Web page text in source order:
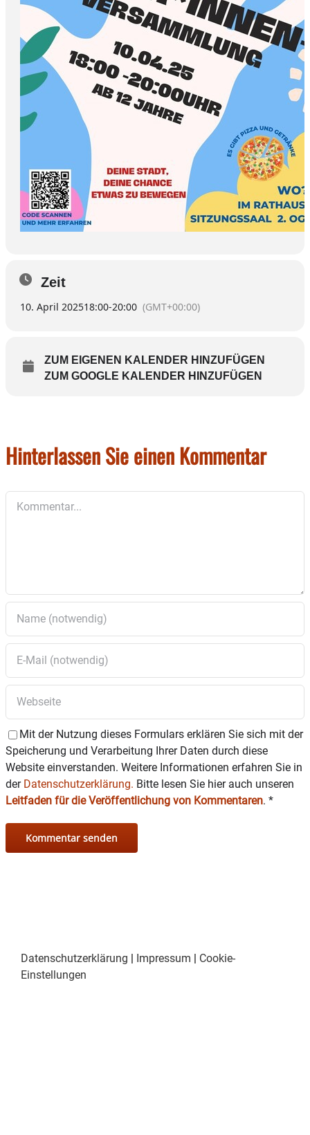
Zeit
10. April 202518:00-20:00 (GMT+00:00)
ZUM EIGENEN KALENDER HINZUFÜGEN
ZUM GOOGLE KALENDER HINZUFÜGEN
Hinterlassen Sie einen Kommentar
Mit der Nutzung dieses Formulars erklären Sie sich mit der
Speicherung und Verarbeitung Ihrer Daten durch diese
Website einverstanden. Weitere Informationen erfahren Sie in
der Datenschutzerklärung. Bitte lesen Sie hier auch unseren
Leitfaden für die Veröffentlichung von Kommentaren. *
Datenschutzerklärung | Impressum | Cookie-
Einstellungen